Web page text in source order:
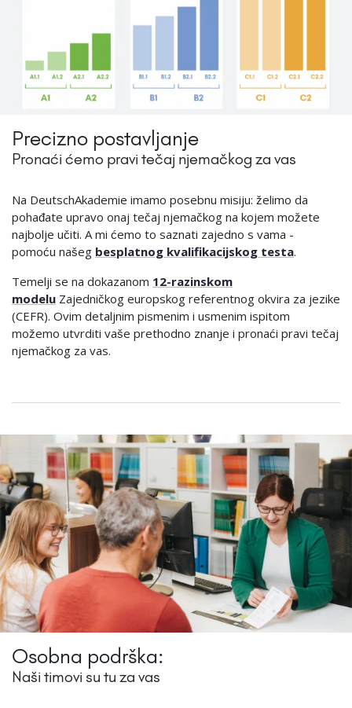
Precizno postavljanje
Pronaći ćemo pravi tečaj njemačkog za vas
Na DeutschAkademie imamo posebnu misiju: ​​želimo da
pohađate upravo onaj tečaj njemačkog na kojem možete
najbolje učiti. A mi ćemo to saznati zajedno s vama -
pomoću našeg besplatnog kvalifikacijskog testa.
Temelji se na dokazanom 12-razinskom
modelu Zajedničkog europskog referentnog okvira za jezike
(CEFR). Ovim detaljnim pismenim i usmenim ispitom
možemo utvrditi vaše prethodno znanje i pronaći pravi tečaj
njemačkog za vas.
Osobna podrška:
Naši timovi su tu za vas